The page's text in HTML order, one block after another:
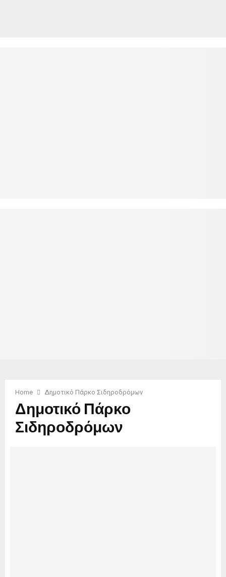
Home Δημοτικό Πάρκο Σιδηροδρόμων
Δημοτικό Πάρκο
Σιδηροδρόμων